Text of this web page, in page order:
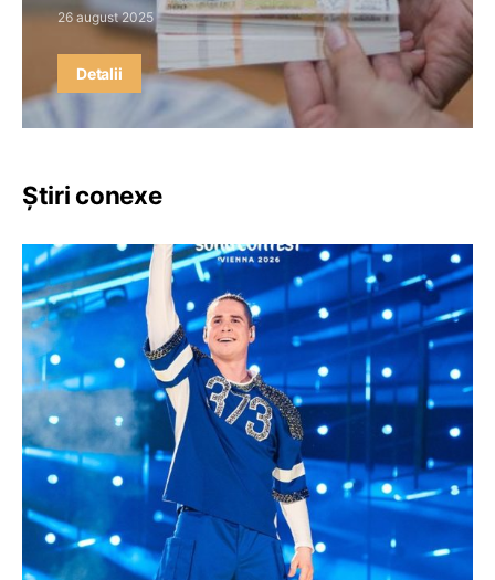
26 august 2025
Detalii
Știri conexe